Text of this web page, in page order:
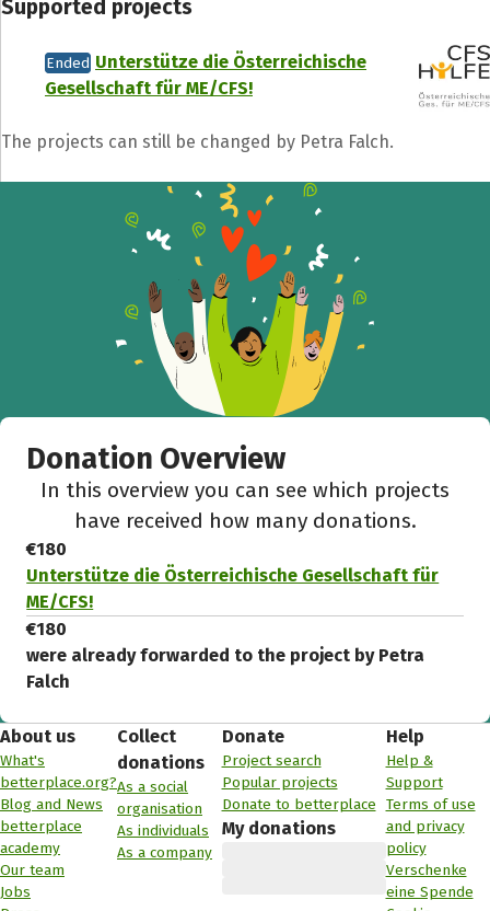
Supported projects
Ended Unterstütze die Österreichische
Gesellschaft für ME/CFS!
The projects can still be changed by Petra Falch.
Donation Overview
In this overview you can see which projects
have received how many donations.
€180
Unterstütze die Österreichische Gesellschaft für
ME/CFS!
€180
were already forwarded to the project by Petra
Falch
Share fundraising event
Facebook WhatsApp
About us
What's
betterplace.org?
Blog and News
betterplace
academy
Our team
Jobs
Collect
donations
As a social
organisation
As individuals
As a company
Donate
Project search
Popular projects
Donate to betterplace
My donations
Help
Help &
Support
Terms of use
and privacy
policy
Verschenke
eine Spende